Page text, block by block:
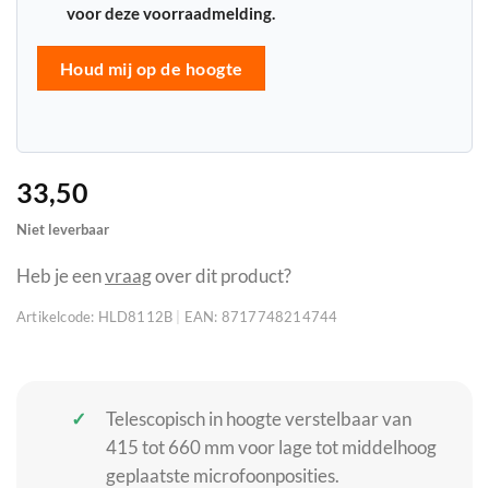
voor deze voorraadmelding.
Houd mij op de hoogte
33,50
Niet leverbaar
Heb je eenvraagover dit product?
Artikelcode: HLD8112B EAN: 8717748214744
Telescopisch in hoogte verstelbaar van
415 tot 660 mm voor lage tot middelhoog
geplaatste microfoonposities.